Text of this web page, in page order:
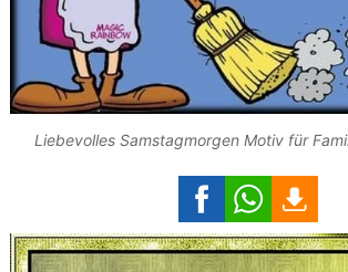
Liebevolles Samstagmorgen Motiv für